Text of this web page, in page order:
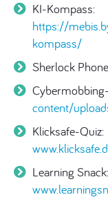
KI-Kompass:
https://
kompass/
Sherlock
content/
Klicksafe-Quiz:
Learning Snack: